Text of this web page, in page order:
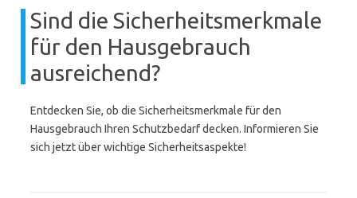
Sind die Sicherheitsmerkmale
für den Hausgebrauch
ausreichend?
Entdecken Sie, ob die Sicherheitsmerkmale für den
Hausgebrauch Ihren Schutzbedarf decken. Informieren Sie
sich jetzt über wichtige Sicherheitsaspekte!